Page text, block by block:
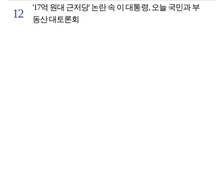
'17억 원대 근저당' 논란 속 이 대통령, 오늘 국민과 부
동산 대토론회